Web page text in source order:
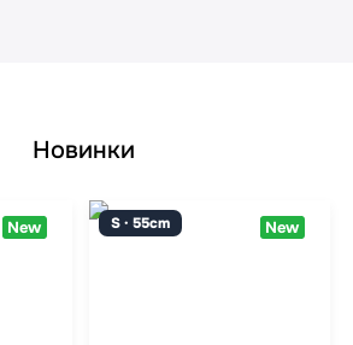
Новинки
New S · 55cm New